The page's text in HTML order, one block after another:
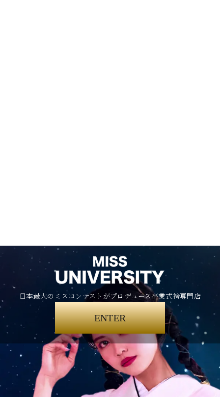
日本最大のミスコンテストがプロデュース卒業式袴専門店
ENTER